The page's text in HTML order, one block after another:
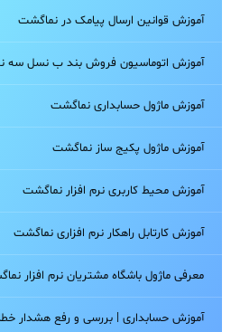
آموزش قوانین ارسال پیامک در نماگشت
آموزش اتوماسیون فروش بند ب نسل سه
آموزش ماژول حسابداری نماگشت
آموزش ماژول پکیج ساز نماگشت
آموزش محیط کاربری نرم افزار نماگشت
آموزش کارتابل راهکار نرم افزاری نماگشت
معرفی ماژول باشگاه مشتریان نرم افزار
آموزش حسابداری | بررسی و رفع هشدار